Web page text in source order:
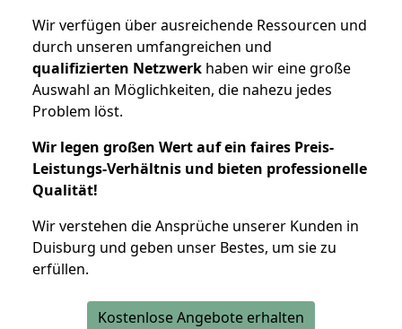
Wir verfügen über ausreichende Ressourcen und
durch unseren umfangreichen und
qualifizierten Netzwerk haben wir eine große
Auswahl an Möglichkeiten, die nahezu jedes
Problem löst.
Wir legen großen Wert auf ein faires Preis-
Leistungs-Verhältnis und bieten professionelle
Qualität!
Wir verstehen die Ansprüche unserer Kunden in
Duisburg und geben unser Bestes, um sie zu
erfüllen.
Kostenlose Angebote erhalten